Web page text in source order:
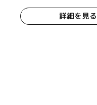
詳細を見る